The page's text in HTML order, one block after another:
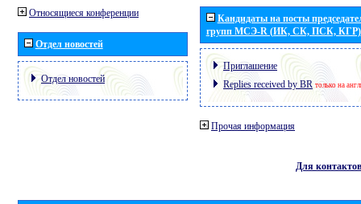
Относящиеся конференции
Отдел новостей
Отдел новостей
Кандидаты на посты
групп МСЭ-R (ИК, СК, ПСК, КГР)
Приглашение
Replies received by BR только на
Прочая информация
Для контактов